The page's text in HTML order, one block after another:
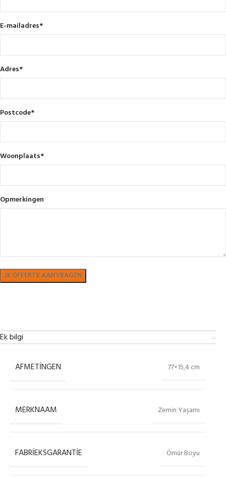
E-mailadres*
Adres*
Postcode*
Woonplaats*
Opmerkingen
Ek bilgi
AFMETINGEN 77×15,4 cm
MERKNAAM Zemin Yaşamı
FABRIEKSGARANTIE Ömür Boyu